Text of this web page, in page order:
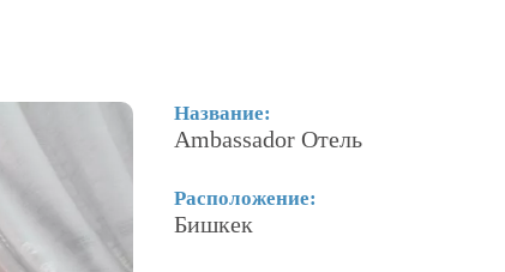
Название:
Ambassador Отель
Расположение:
Бишкек